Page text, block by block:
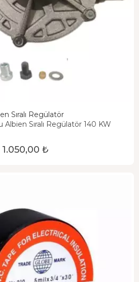
Sıralı Regülatör
Sıralı Regülatör 140 KW
1.050,00 ₺